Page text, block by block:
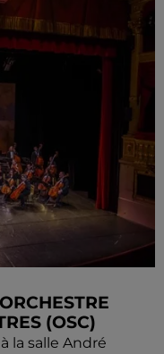
(OSC)
la salle André